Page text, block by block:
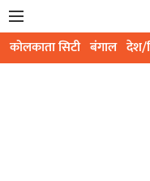
कोलकाता सिटी बंगाल देश/